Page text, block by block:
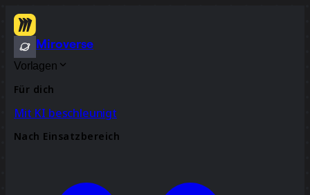
Miroverse
Vorlagen
Für dich
Mit KI beschleunigt
Nach Einsatzbereich